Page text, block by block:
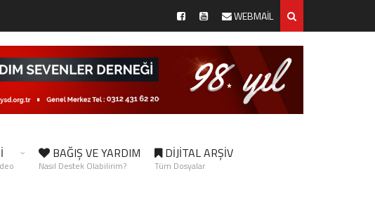
WEBMAİL
BAĞIŞ VE YARDIM
Nasıl Destek Olabilirim?
DİJİTAL ARŞİV
Tüm Dosyalar